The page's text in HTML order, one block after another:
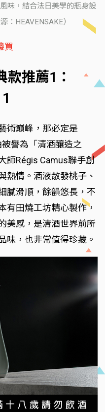
味，結合法日美學的瓶身設
：HEAVENSAKE）
買
款推薦1：
術巔峰，那必定是
譽為「清酒釀造之
師Régis Camus聯手創
熱情。酒液散發桃子、
膩滑順，餘韻悠長，不
有田燒工坊精心製作，
美感，是清酒世界前所
味，也非常值得珍藏。